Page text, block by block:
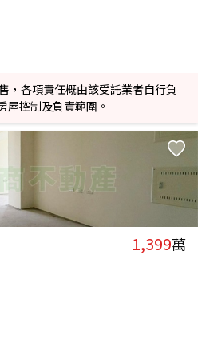
，各項責任概由該受託業者自行負
屋控制及負責範圍。
1,399萬